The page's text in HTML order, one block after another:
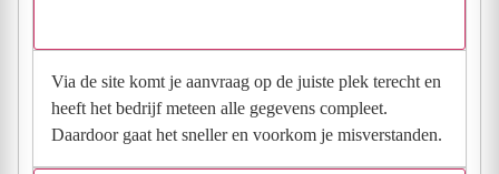
Via de site komt je aanvraag op de juiste plek terecht en
heeft het bedrijf meteen alle gegevens compleet.
Daardoor gaat het sneller en voorkom je misverstanden.